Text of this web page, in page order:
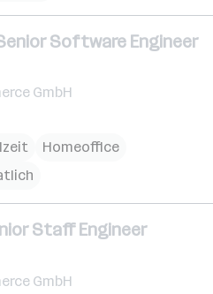
Software Engineer
GmbH
Homeoffice
Staff Engineer
GmbH